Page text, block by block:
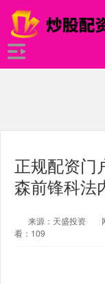
正规配资门
森前锋科法
来源：天盛投资
看：109